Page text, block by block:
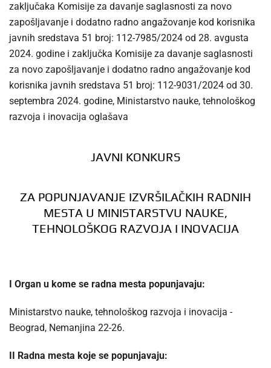
zaključaka Komisije za davanje saglasnosti za novo
zapošljavanje i dodatno radno angažovanje kod korisnika
javnih sredstava 51 broj: 112-7985/2024 od 28. avgusta
2024. godine i zaključka Komisije za davanje saglasnosti
za novo zapošljavanje i dodatno radno angažovanje kod
korisnika javnih sredstava 51 broj: 112-9031/2024 od 30.
septembra 2024. godine, Ministarstvo nauke, tehnološkog
razvoja i inovacija oglašava
JAVNI KONKURS
ZA POPUNJAVANJE IZVRŠILAČKIH RADNIH
MESTA U MINISTARSTVU NAUKE,
TEHNOLOŠKOG RAZVOJA I INOVACIJA
I Organ u kome se radna mesta popunjavaju:
Ministarstvo nauke, tehnološkog razvoja i inovacija -
Beograd, Nemanjina 22-26.
II Radna mesta koje se popunjavaju: